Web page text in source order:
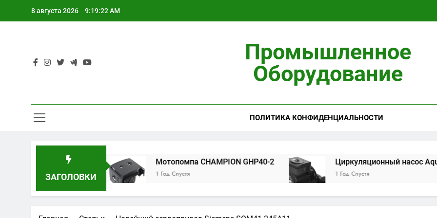
8 августа 2026 9:19:23 AM
Промышленное
Оборудование
ПОЛИТИКА КОНФИДЕНЦИАЛЬНОСТИ
ЗАГОЛОВКИ
Runxin RL-Q02B Мотопомпа CHAMPION GHP40-2
1 Год Спустя
Циркуляционный насос Aquario
1 Год Спустя